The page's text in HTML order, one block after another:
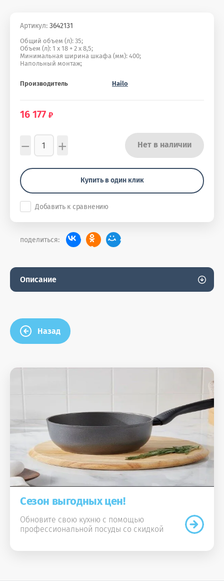
Артикул: 3642131
Общий объем (л): 35;
Объем (л): 1 x 18 + 2 x 8,5;
Минимальная ширина шкафа (мм): 400;
Напольный монтаж;
Производитель Hailo
16 177
− + Нет в наличии
Купить в один клик
Добавить к сравнению
поделиться:
Описание
Назад
Сезон выгодных цен!
Обновите свою кухню с помощью
профессиональной посуды со скидкой